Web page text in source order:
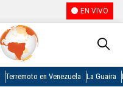
EN VIVO
Terremoto en Venezuela La Guaira